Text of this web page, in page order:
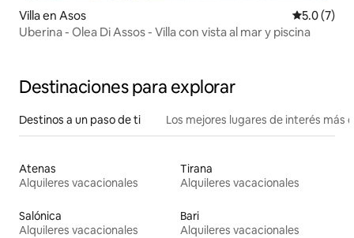
Villa en Asos
5.0 (7)
Uberina - Olea Di Assos - Villa con vista al mar y piscina
Destinaciones para explorar
Destinos a un paso de ti Los mejores lugares de interés más
Atenas
Alquileres vacacionales
Tirana
Alquileres vacacionales
Salónica
Alquileres vacacionales
Bari
Alquileres vacacionales